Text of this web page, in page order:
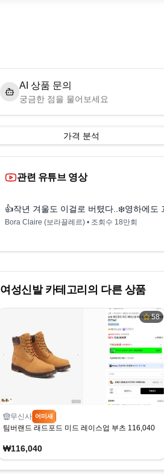
AI 상품 문의
궁금한 점을 물어보세요
가격 분석
관련 유튜브 영상
👍작년 겨울도 이걸로 버텼다..❄️영하에도
Bora Claire (보라끌레르) • 조회수 18만회
여성신발카테고리의 다른 상품
58
무신사 어미새
팀버랜드 래드포드 미드 레이스업 부츠 116,040
₩116,040